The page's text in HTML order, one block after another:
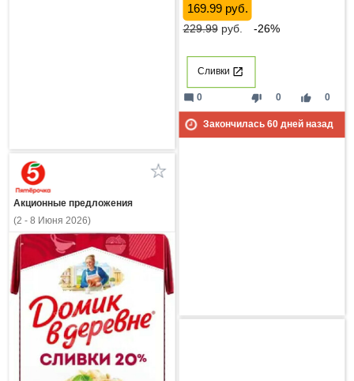
169.99 руб.
229.99руб. -26%
Сливки
thumb_down 0 thumb_up 0
mode_comment 0
Закончилась 60дней назад
Акционные предложения
(2 - 8 Июня 2026)